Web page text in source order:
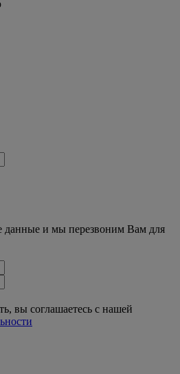
данные и мы перезвоним Вам для
вы соглашаетесь с нашей